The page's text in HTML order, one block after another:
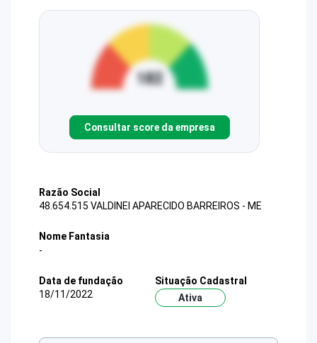
Consultar score da empresa
Razão Social
48.654.515 VALDINEI APARECIDO BARREIROS - ME
Nome Fantasia
-
Data de fundação
18/11/2022
Situação Cadastral
Ativa